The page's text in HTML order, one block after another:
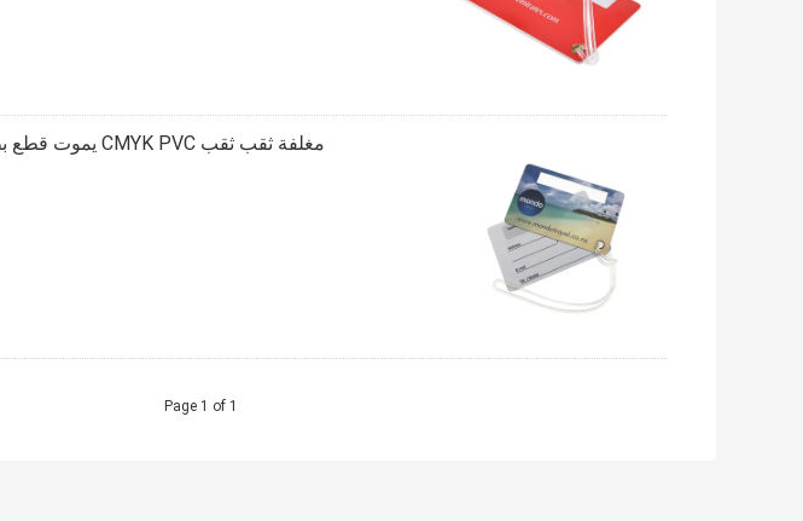
مغلفة ثقب ثقب CMYK PVC يموت قطع بطاقة الأمتعة بطاقة معلقة بطاقة
Page 1 of 1